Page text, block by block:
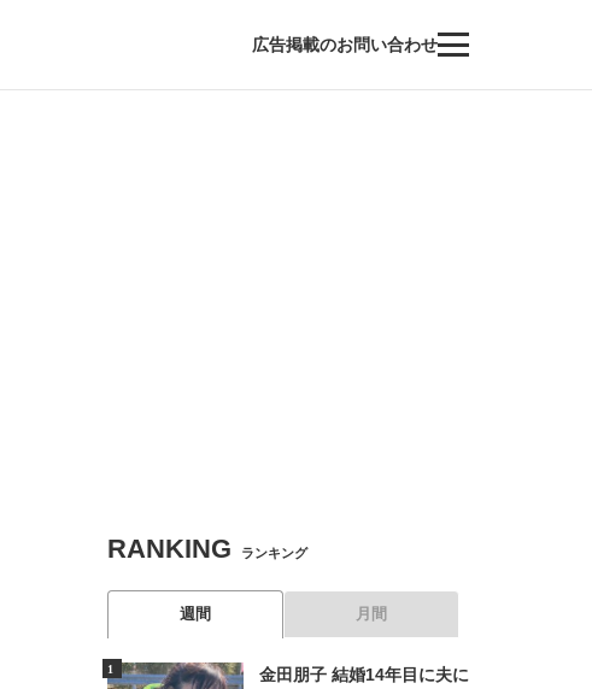
広告掲載のお問い合わせ
RANKING ランキング
週間 月間
金田朋子 結婚14年目に夫に